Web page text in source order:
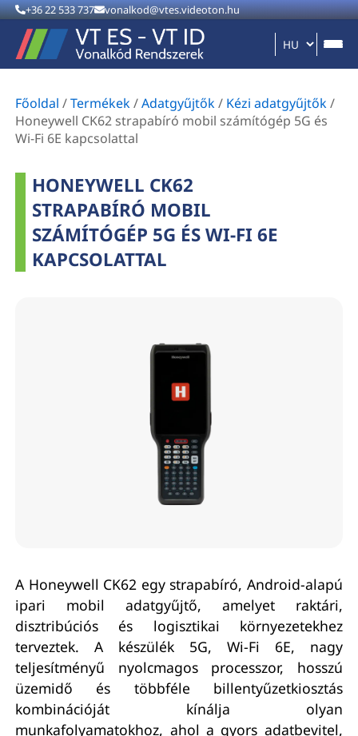
+36 22 533 737 vonalkod@vtes.videoton.hu
Főoldal /Termékek/Adatgyűjtők/ Kézi adatgyűjtők/
Honeywell CK62 strapabíró mobil számítógép 5G és
Wi-Fi 6E kapcsolattal
HONEYWELL CK62
STRAPABÍRÓ MOBIL
SZÁMÍTÓGÉP 5G ÉS WI-FI 6E
KAPCSOLATTAL
A Honeywell CK62 egy strapabíró, Android-alapú
ipari mobil adatgyűjtő, amelyet raktári,
disztribúciós és logisztikai környezetekhez
terveztek. A készülék 5G, Wi-Fi 6E, nagy
teljesítményű nyolcmagos processzor, hosszú
üzemidő és többféle billentyűzetkiosztás
kombinációját kínálja olyan
munkafolyamatokhoz, ahol a gyors adatbevitel,